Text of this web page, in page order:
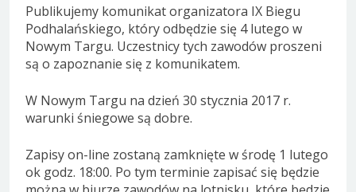
Publikujemy komunikat organizatora IX Biegu
Podhalańskiego, który odbędzie się 4 lutego w
Nowym Targu. Uczestnicy tych zawodów proszeni
są o zapoznanie się z komunikatem.
W Nowym Targu na dzień 30 stycznia 2017 r.
warunki śniegowe są dobre.
Zapisy on-line zostaną zamknięte w środę 1 lutego
ok godz. 18:00. Po tym terminie zapisać się będzie